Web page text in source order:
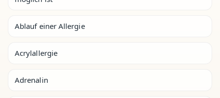
Ablauf einer Allergie
Acrylallergie
Adrenalin